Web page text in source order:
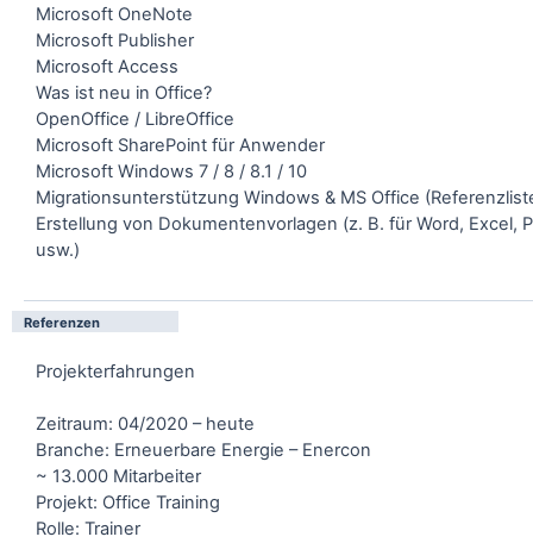
Microsoft OneNote
Microsoft Publisher
Microsoft Access
Was ist neu in Office?
OpenOffice / LibreOffice
Microsoft SharePoint für Anwender
Microsoft Windows 7 / 8 / 8.1 / 10
Migrationsunterstützung Windows & MS Office
Erstellung von Dokumentenvorlagen (z. B. für Word, Excel,
usw.)
Referenzen
Projekterfahrungen
Zeitraum: 04/2020 – heute
Branche: Erneuerbare Energie – Enercon
~ 13.000 Mitarbeiter
Projekt: Office Training
Rolle: Trainer